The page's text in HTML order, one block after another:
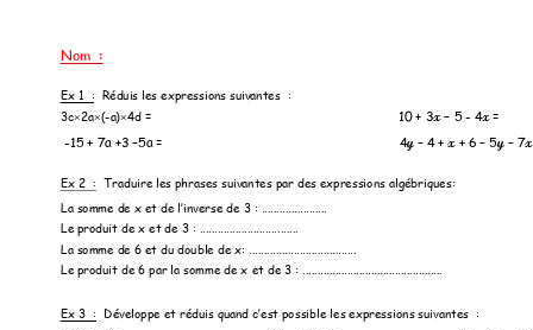
Nom  :
Ex 1  : Réduis les expressions suivantes :
3c2a(-a)4d = 10 + 3x – 5 - 4x =
-15 + 7a +3 –5a = 4y – 4 + x + 6 – 5y – 7x
Ex 2  : Traduire les phrases suivantes par des expressions algébriques:
La somme de x et de l’inverse de 3 : ......................
Le produit de x et de 3 : .................................
La somme de 6 et du double de x: ....................................
Le produit de 6 par la somme de x et de 3 : ...............................................
Ex 3  : Développe et réduis quand c’est possible les expressions suivantes :